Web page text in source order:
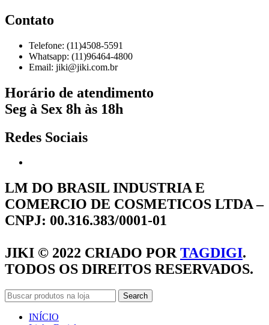
Contato
Telefone: (11)4508-5591
Whatsapp: (11)96464-4800
Email: jiki@jiki.com.br
Horário de atendimento
Seg à Sex 8h às 18h
Redes Sociais
LM DO BRASIL INDUSTRIA E
COMERCIO DE COSMETICOS LTDA –
CNPJ: 00.316.383/0001-01
JIKI © 2022 CRIADO PORTAGDIGI.
TODOS OS DIREITOS RESERVADOS.
Search
INÍCIO